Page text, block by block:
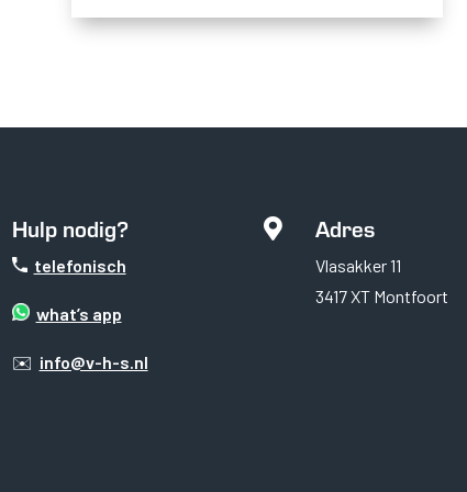
Hulp nodig?
telefonisch
what’s app
✉️ info@v-h-s.nl
 Adres
Vlasakker 11
3417 XT Montfoort